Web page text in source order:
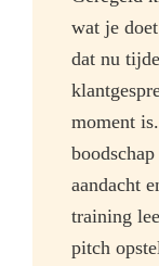
wat je
dat nu
moment
aandacht
training
pitch